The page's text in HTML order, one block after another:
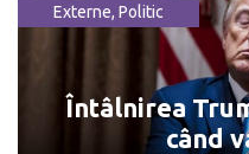
Dorin Recean
Externe, Politic
Întâlnirea
când